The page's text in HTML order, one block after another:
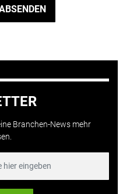
Branchen-News mehr